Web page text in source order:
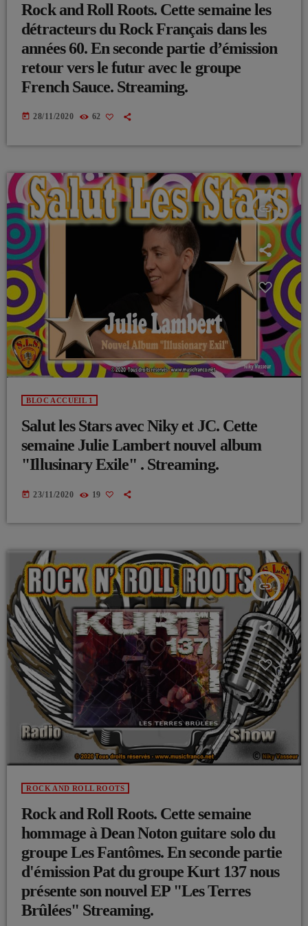
Rock and Roll Roots. Cette semaine les
détracteurs du Rock Français dans les
années 60. En seconde partie d’émission
retour vers le futur avec le groupe
French Sauce. Streaming.
today 28/11/2020 62
insert_link
BLOC ACCUEIL 1
Salut les Stars avec Niky et JC. Cette
semaine Julie Lambert nouvel album
"Illusinary Exile" . Streaming.
today 23/11/2020 19
insert_link
ROCK AND ROLL ROOTS
Rock and Roll Roots. Cette semaine
hommage à Dean Noton guitare solo du
groupe Les Fantômes. En seconde partie
d'émission Pat du groupe Kurt 137 nous
présente son nouvel EP "Les Terres
Brûlées" Streaming.